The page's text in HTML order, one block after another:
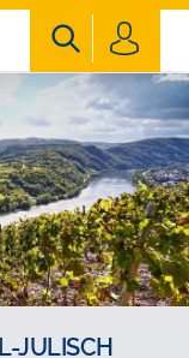
JULISCH